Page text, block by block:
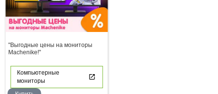
"Выгодные цены на мониторы
Machenike!"
Компьютерные
мониторы